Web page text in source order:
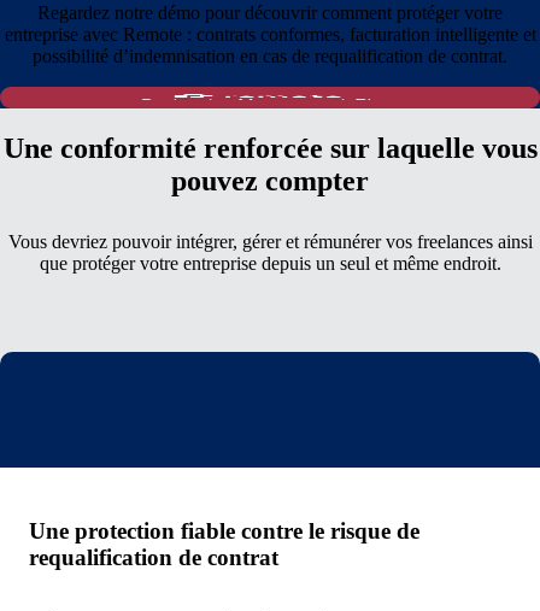
Regardez notre démo pour découvrir comment protéger votre
entreprise avec Remote : contrats conformes, facturation intelligente et
possibilité d’indemnisation en cas de requalification de contrat.
Une conformité renforcée sur laquelle vous
pouvez compter
Vous devriez pouvoir intégrer, gérer et rémunérer vos freelances ainsi
que protéger votre entreprise depuis un seul et même endroit.
Une protection fiable contre le risque de
requalification de contrat